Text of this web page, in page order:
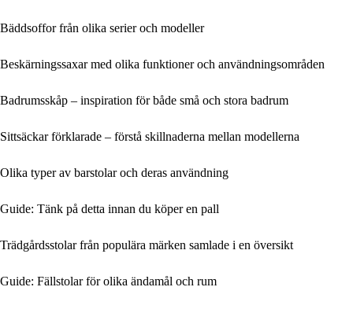
Bäddsoffor från olika serier och modeller
Beskärningssaxar med olika funktioner och användningsområden
Badrumsskåp – inspiration för både små och stora badrum
Sittsäckar förklarade – förstå skillnaderna mellan modellerna
Olika typer av barstolar och deras användning
Guide: Tänk på detta innan du köper en pall
Trädgårdsstolar från populära märken samlade i en översikt
Guide: Fällstolar för olika ändamål och rum